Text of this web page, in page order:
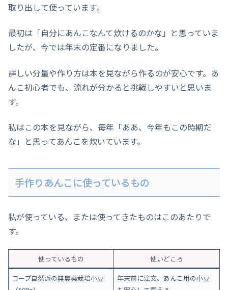
取り出して使っています。
最初は「自分にあんこなんて炊けるのかな」と思っていま
したが、今では年末の定番になりました。
詳しい分量や作り方は本を見ながら作るのが安心です。あ
んこ初心者でも、流れが分かると挑戦しやすいと思いま
す。
私はこの本を見ながら、毎年「ああ、今年もこの時期だ
な」と思ってあんこを炊いています。
手作りあんこに使っているもの
私が使っている、または使ってきたものはこのあたりで
す。
使っているもの
使いどころ
コープ自然派の無農薬栽培小豆
年末前に注文。あんこ用の小豆